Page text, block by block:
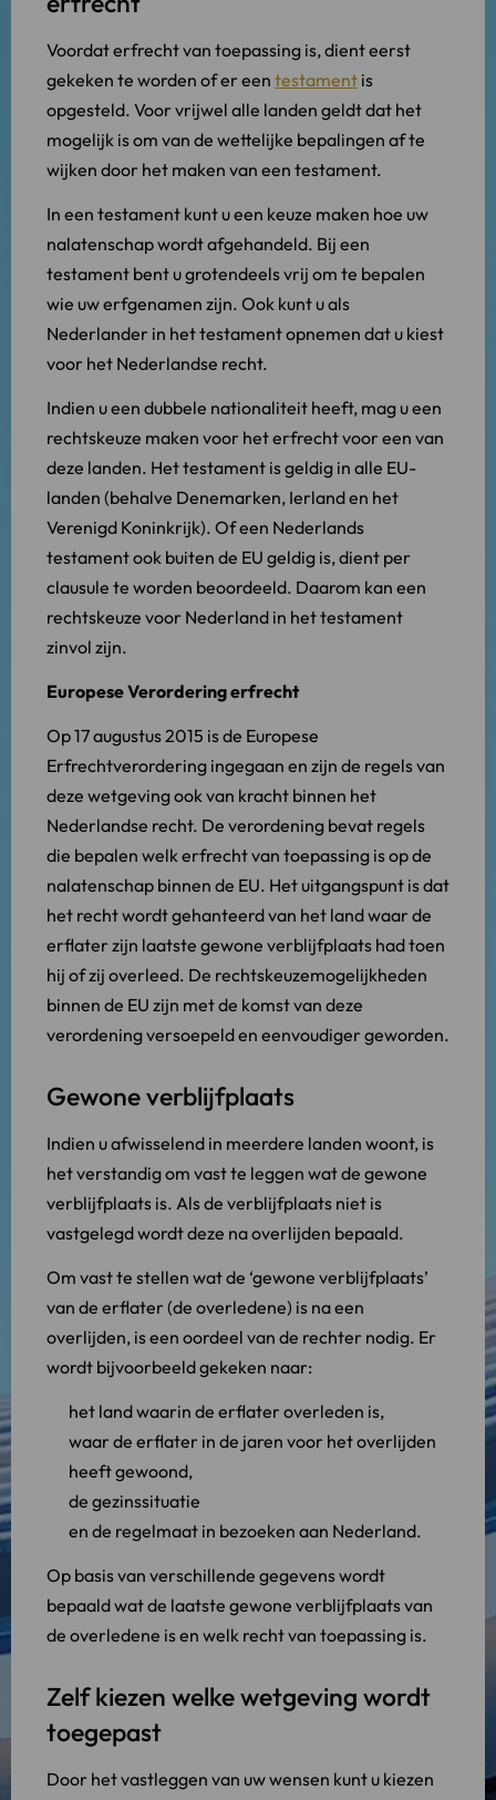
Voordat erfrecht van toepassing is, dient eerst
gekeken te worden of er een testament is
opgesteld. Voor vrijwel alle landen geldt dat het
mogelijk is om van de wettelijke bepalingen af te
wijken door het maken van een testament.
In een testament kunt u een keuze maken hoe uw
nalatenschap wordt afgehandeld. Bij een
testament bent u grotendeels vrij om te bepalen
wie uw erfgenamen zijn. Ook kunt u als
Nederlander in het testament opnemen dat u kiest
voor het Nederlandse recht.
Indien u een dubbele nationaliteit heeft, mag u een
rechtskeuze maken voor het erfrecht voor een van
deze landen. Het testament is geldig in alle EU-
landen (behalve Denemarken, Ierland en het
Verenigd Koninkrijk). Of een Nederlands
testament ook buiten de EU geldig is, dient per
clausule te worden beoordeeld. Daarom kan een
rechtskeuze voor Nederland in het testament
zinvol zijn.
Europese Verordering erfrecht
Op 17 augustus 2015 is de Europese
Erfrechtverordering ingegaan en zijn de regels van
deze wetgeving ook van kracht binnen het
Nederlandse recht. De verordening bevat regels
die bepalen welk erfrecht van toepassing is op de
nalatenschap binnen de EU. Het uitgangspunt is dat
het recht wordt gehanteerd van het land waar de
erflater zijn laatste gewone verblijfplaats had toen
hij of zij overleed. De rechtskeuzemogelijkheden
binnen de EU zijn met de komst van deze
verordening versoepeld en eenvoudiger geworden.
Gewone verblijfplaats
Indien u afwisselend in meerdere landen woont, is
het verstandig om vast te leggen wat de gewone
verblijfplaats is. Als de verblijfplaats niet is
vastgelegd wordt deze na overlijden bepaald.
Om vast te stellen wat de ‘gewone verblijfplaats’
van de erflater (de overledene) is na een
overlijden, is een oordeel van de rechter nodig. Er
wordt bijvoorbeeld gekeken naar:
het land waarin de erflater overleden is,
waar de erflater in de jaren voor het overlijden
heeft gewoond,
de gezinssituatie
en de regelmaat in bezoeken aan Nederland.
Op basis van verschillende gegevens wordt
bepaald wat de laatste gewone verblijfplaats van
de overledene is en welk recht van toepassing is.
Zelf kiezen welke wetgeving wordt
toegepast
Door het vastleggen van uw wensen kunt u kiezen